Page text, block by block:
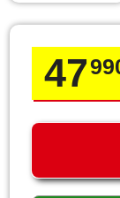
47